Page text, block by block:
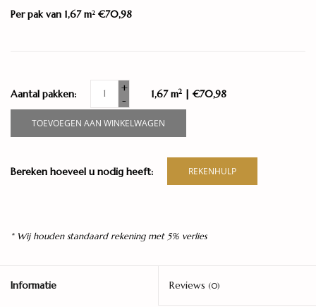
Per pak van 1,67 m2 €70,98
Aantal pakken:
+
-
1,67 m2 | €70,98
TOEVOEGEN AAN WINKELWAGEN
Bereken hoeveel u nodig heeft: REKENHULP
* Wij houden standaard rekening met 5% verlies
Informatie Reviews (0)